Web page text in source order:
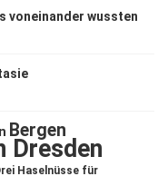
voneinander wussten
Bergen
Dresden
Haselnüsse für